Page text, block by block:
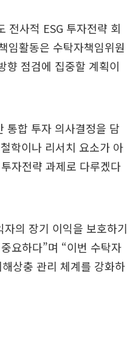
전사적 ESG 투자전략 회
임활동은 수탁자책임위원
향 점검에 집중할 계획이
통합 투자 의사결정을 담
학이나 리서치 요소가 아
자전략 과제로 다루겠다
의 장기 이익을 보호하기
요하다”며 “이번 수탁자
상충 관리 체계를 강화하